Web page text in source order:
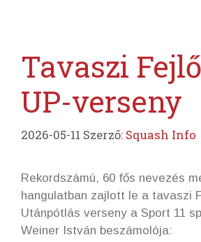
Tavaszi
UP-verseny
2026-05-11 Szerző: Squash Info
Rekordszámú, 60 fős nevezés
hangulatban zajlott le a tavaszi
Utánpótlás verseny a Sport 11
Weiner István beszámolója: